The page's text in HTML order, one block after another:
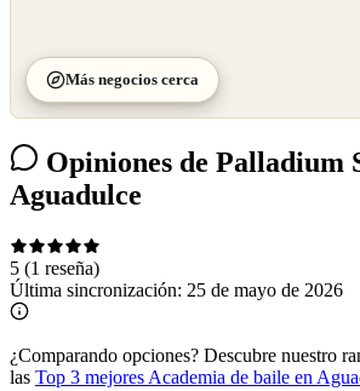
Más negocios cerca
Opiniones de Palladium
Aguadulce
5 (1 reseña)
Última sincronización: 25 de mayo de 2026
¿Comparando opciones? Descubre nuestro
las Top 3 mejores Academia de baile en